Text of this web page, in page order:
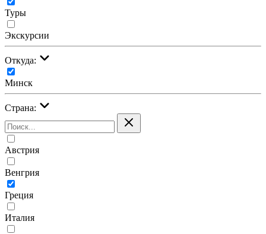
Туры
Экскурсии
Откуда:
Минск
Страна:
Австрия
Венгрия
Греция
Италия